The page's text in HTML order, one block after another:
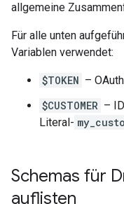
allgemeine
Für alle unten
Variablen verwendet:
$TOKEN –
$CUSTOMER –
Literal-
Schemas für
auflisten